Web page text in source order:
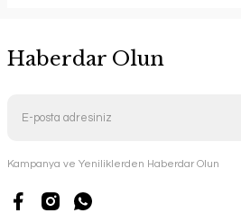
Haberdar Olun
Kampanya ve Yeniliklerden Haberdar Olun